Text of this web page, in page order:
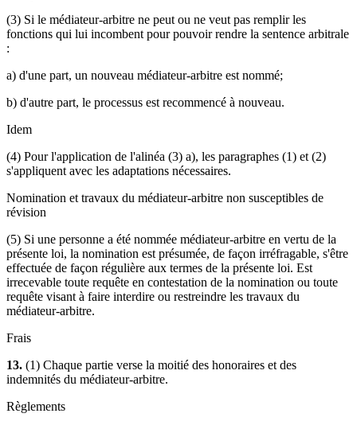
(3) Si le médiateur-arbitre ne peut ou ne veut pas remplir les
fonctions qui lui incombent pour pouvoir rendre la sentence arbitrale
:
a) d'une part, un nouveau médiateur-arbitre est nommé;
b) d'autre part, le processus est recommencé à nouveau.
Idem
(4) Pour l'application de l'alinéa (3) a), les paragraphes (1) et (2)
s'appliquent avec les adaptations nécessaires.
Nomination et travaux du médiateur-arbitre non susceptibles de
révision
(5) Si une personne a été nommée médiateur-arbitre en vertu de la
présente loi, la nomination est présumée, de façon irréfragable, s'être
effectuée de façon régulière aux termes de la présente loi. Est
irrecevable toute requête en contestation de la nomination ou toute
requête visant à faire interdire ou restreindre les travaux du
médiateur-arbitre.
Frais
13. (1) Chaque partie verse la moitié des honoraires et des
indemnités du médiateur-arbitre.
Règlements